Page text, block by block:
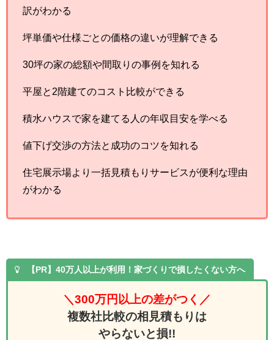
訳がわかる
坪単価や仕様ごとの価格の違いが理解できる
30坪の家の総額や間取りの事例を知れる
平屋と2階建てのコスト比較ができる
積水ハウスで家を建てる人の年収目安を学べる
値下げ交渉の方法と成功のコツを知れる
住宅展示場より一括見積もりサービスが便利な理由
がわかる
【PR】40万人以上が利用！家づくりで損したくない方へ
＼ 300万円以上の差がつく ／
複数社比較の相見積もりは
やらないと損!!